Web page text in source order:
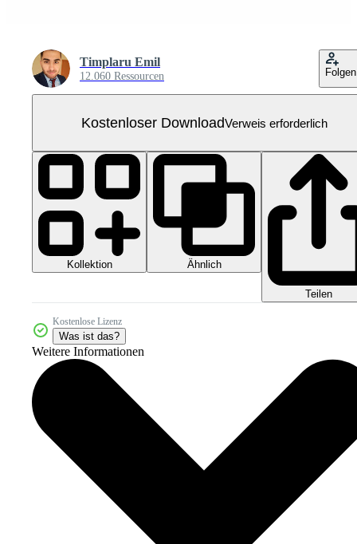
Timplaru Emil
12.060 Ressourcen Folgen
Kostenloser DownloadVerweis erforderlich
Kollektion Ähnlich
Teilen
Kostenlose Lizenz
Was ist das?
Weitere Informationen